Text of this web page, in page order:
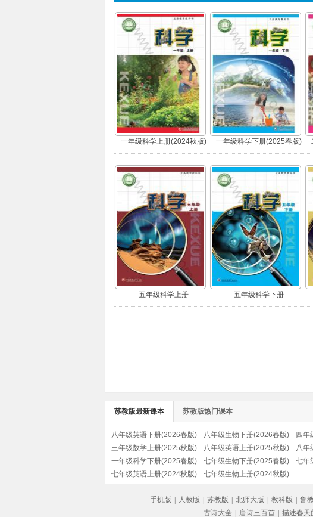
一年级科学上册(2024秋版) 一年级科学下册(2025春版)
五年级科学上册 五年级科学下册
苏教版最新课本 苏教版热门课本
八年级英语下册(2026春版) 八年级生物下册(2026春版) 四年
三年级数学上册(2025秋版)
八年级英语上册(2025秋版) 八年
一年级科学下册(2025春版)
七年级生物下册(2025春版) 七年
七年级英语上册(2024秋版)
七年级生物上册(2024秋版)
手机版 人教版 苏教版 北师大版 教科版 鲁
古诗大全
唐诗三百首 描述春天